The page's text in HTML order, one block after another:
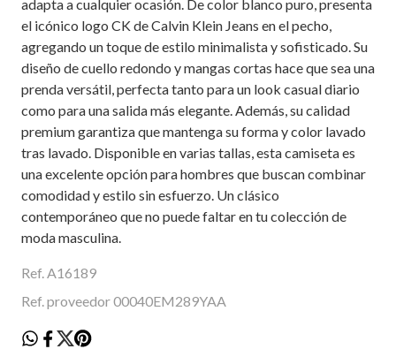
adapta a cualquier ocasión. De color blanco puro, presenta
el icónico logo CK de Calvin Klein Jeans en el pecho,
agregando un toque de estilo minimalista y sofisticado. Su
diseño de cuello redondo y mangas cortas hace que sea una
prenda versátil, perfecta tanto para un look casual diario
como para una salida más elegante. Además, su calidad
premium garantiza que mantenga su forma y color lavado
tras lavado. Disponible en varias tallas, esta camiseta es
una excelente opción para hombres que buscan combinar
comodidad y estilo sin esfuerzo. Un clásico
contemporáneo que no puede faltar en tu colección de
moda masculina.
Ref. A16189
Ref. proveedor 00040EM289YAA